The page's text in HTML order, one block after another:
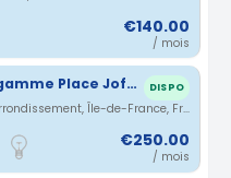
€140.00
/ mois
Parking haut de gamme Place Joffre DISPO
Place Joffre, Paris 7e Arrondissement, Île-de-France, France · 1.65 km
€250.00
/ mois